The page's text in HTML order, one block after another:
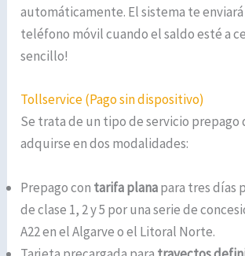
automáticamente. El sistema te enviará
teléfono móvil cuando el saldo esté a
sencillo!
Tollservice (Pago sin dispositivo)
Se trata de un tipo de servicio prepago
adquirse en dos modalidades:
Prepago con tarifa planapara tres días
de clase 1, 2 y 5 por una serie de
A22 en el Algarve o el Litoral Norte.